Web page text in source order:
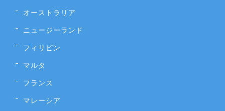
オーストラリア
ニュージーランド
フィリピン
マルタ
フランス
マレーシア